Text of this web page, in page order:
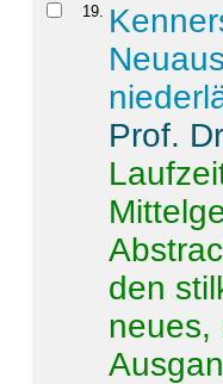
19
Prof.
den
neues,